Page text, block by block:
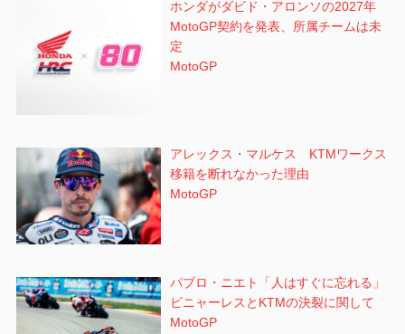
ホンダがダビド・アロンソの2027年
MotoGP契約を発表、所属チームは未
定
MotoGP
アレックス・マルケス KTMワークス
移籍を断れなかった理由
MotoGP
パブロ・ニエト「人はすぐに忘れる」
ビニャーレスとKTMの決裂に関して
MotoGP